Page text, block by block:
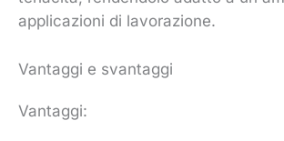
applicazioni di lavorazione.
Vantaggi e svantaggi
Vantaggi: